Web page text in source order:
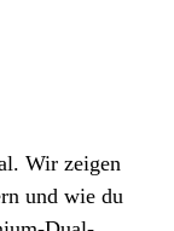
Wir zeigen
und wie du